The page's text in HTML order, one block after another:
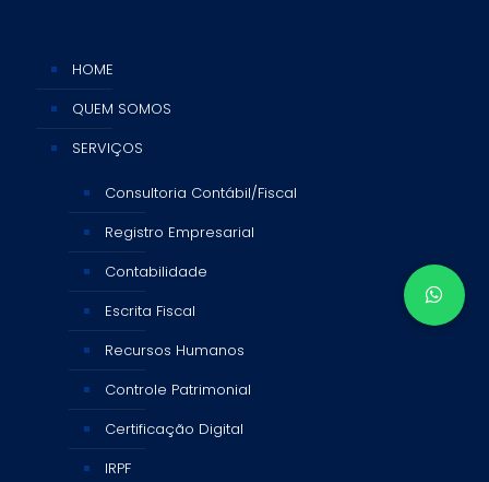
HOME
QUEM SOMOS
SERVIÇOS
Consultoria Contábil/Fiscal
Registro Empresarial
Contabilidade
Escrita Fiscal
Recursos Humanos
Controle Patrimonial
Certificação Digital
IRPF